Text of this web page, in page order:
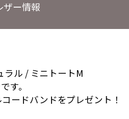
ザー情報
ラル / ミニトートM
す。
ードバンドをプレゼント！